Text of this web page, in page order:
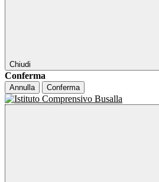
Chiudi
Conferma
Annulla Conferma